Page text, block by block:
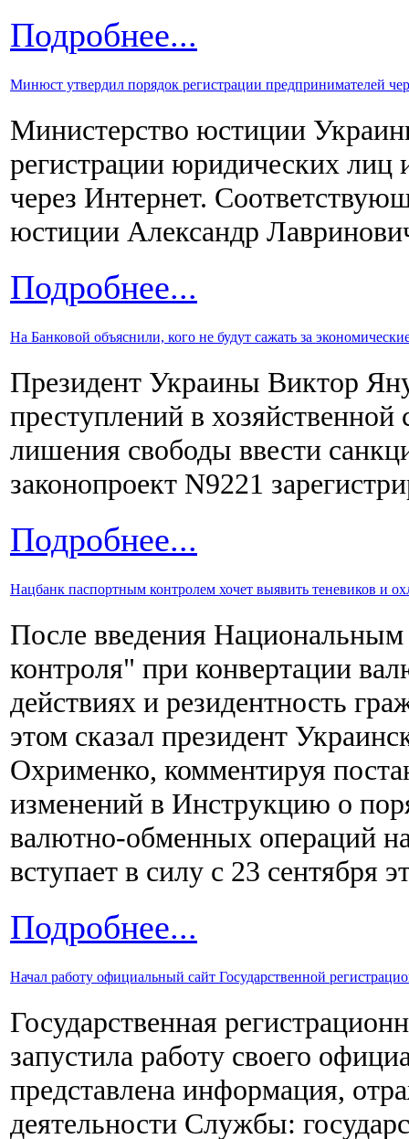
Подробнее...
Минюст утвердил порядок регистрации предпринимателей
Министерство юстиции
регистрации юридических лиц
через Интернет.
юстиции Александр
Подробнее...
На Банковой объяснили, кого не будут сажать за
Президент Украины Виктор
преступлений в хозяйственной
лишения свободы ввести
законопроект N9221
Подробнее...
Нацбанк паспортным контролем хочет выявить теневиков и
После введения
контроля" при конвертации
действиях и резидентность
этом сказал президент
Охрименко, комментируя
изменений в Инструкцию о
валютно-обменных операций
вступает в силу с 23 сентября
Подробнее...
Начал работу официальный сайт Государственной
Государственная
запустила работу своего
представлена информация,
деятельности Службы: